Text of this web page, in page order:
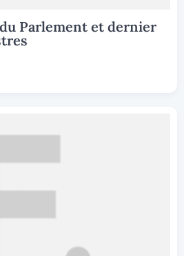
Parlement et dernier